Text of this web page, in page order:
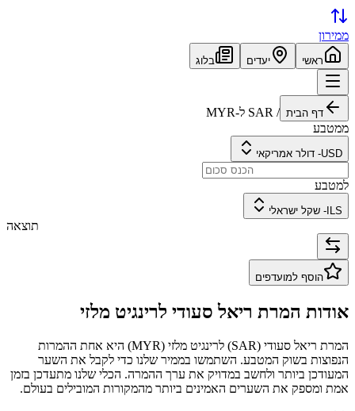
ממירון
ראשי יעדים בלוג
דף הבית /
SAR ל-MYR
ממטבע
USD
- דולר אמריקאי
למטבע
ILS
- שקל ישראלי
תוצאה
הוסף למועדפים
אודות המרת ריאל סעודי לרינגיט מלזי
המרת ריאל סעודי (
SAR) לרינגיט מלזי (
MYR) היא אחת ההמרות
הנפוצות בשוק המטבע. השתמשו בממיר שלנו כדי לקבל את השער
המעודכן ביותר ולחשב במדויק את ערך ההמרה. הכלי שלנו מתעדכן בזמן
אמת ומספק את השערים האמינים ביותר מהמקורות המובילים בעולם.